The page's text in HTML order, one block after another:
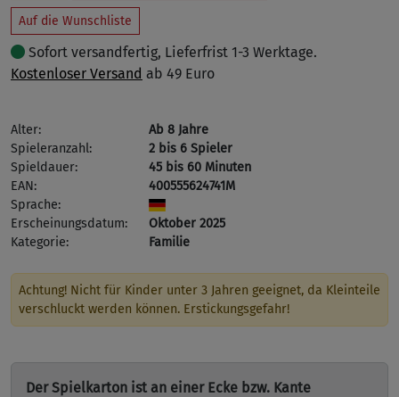
Auf die Wunschliste
Sofort versandfertig, Lieferfrist 1-3 Werktage.
Kostenloser Versand ab 49 Euro
Alter:
Ab 8 Jahre
Spieleranzahl:
2 bis 6 Spieler
Spieldauer:
45 bis 60 Minuten
EAN:
400555624741M
Sprache:
Erscheinungsdatum:
Oktober 2025
Kategorie:
Familie
Achtung! Nicht für Kinder unter 3 Jahren geeignet, da Kleinteile
verschluckt werden können. Erstickungsgefahr!
Der Spielkarton ist an einer Ecke bzw. Kante